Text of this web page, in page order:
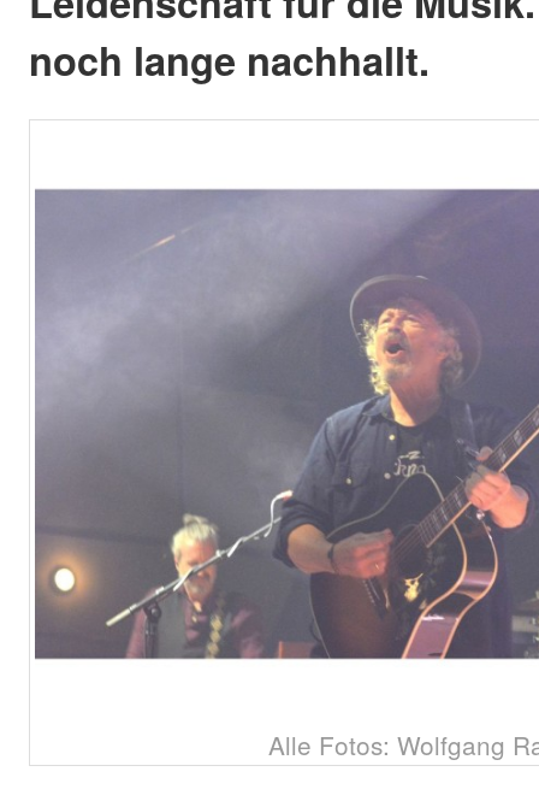
noch lange nachhallt.
Alle Fotos: Wolfgang